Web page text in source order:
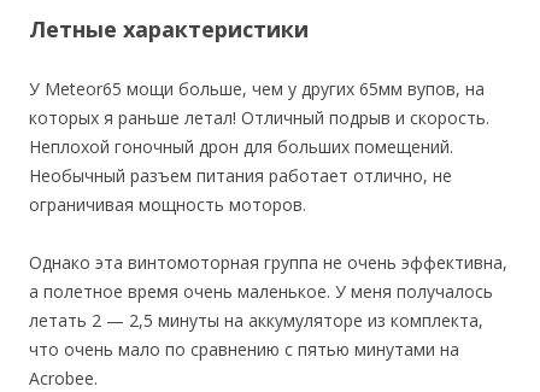
Летные характеристики
У Meteor65 мощи больше, чем у других 65мм вупов, на
которых я раньше летал! Отличный подрыв и скорость.
Неплохой гоночный дрон для больших помещений.
Необычный разъем питания работает отлично, не
ограничивая мощность моторов.
Однако эта винтомоторная группа не очень эффективна,
а полетное время очень маленькое. У меня получалось
летать 2 — 2,5 минуты на аккумуляторе из комплекта,
что очень мало по сравнению с пятью минутами на
Acrobee.